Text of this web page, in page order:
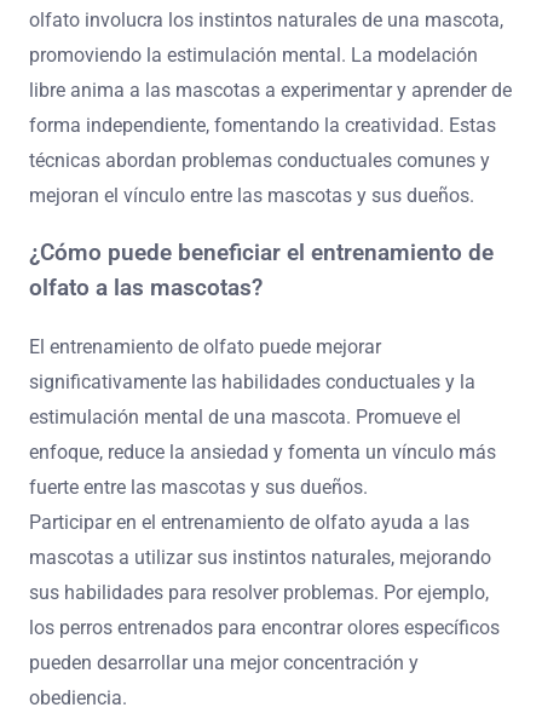
olfato involucra los instintos naturales de una mascota,
promoviendo la estimulación mental. La modelación
libre anima a las mascotas a experimentar y aprender de
forma independiente, fomentando la creatividad. Estas
técnicas abordan problemas conductuales comunes y
mejoran el vínculo entre las mascotas y sus dueños.
¿Cómo puede beneficiar el entrenamiento de
olfato a las mascotas?
El entrenamiento de olfato puede mejorar
significativamente las habilidades conductuales y la
estimulación mental de una mascota. Promueve el
enfoque, reduce la ansiedad y fomenta un vínculo más
fuerte entre las mascotas y sus dueños.
Participar en el entrenamiento de olfato ayuda a las
mascotas a utilizar sus instintos naturales, mejorando
sus habilidades para resolver problemas. Por ejemplo,
los perros entrenados para encontrar olores específicos
pueden desarrollar una mejor concentración y
obediencia.